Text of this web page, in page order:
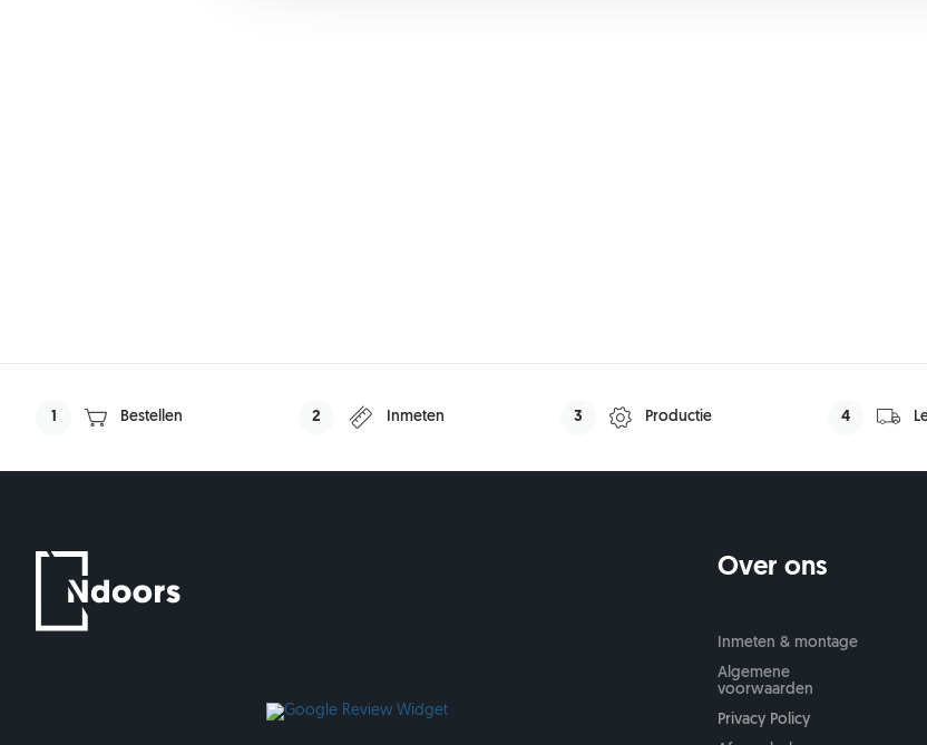
1 Bestellen 2 Inmeten 3 Productie 4
Over ons
Inmeten & montage
Algemene
voorwaarden
Privacy Policy